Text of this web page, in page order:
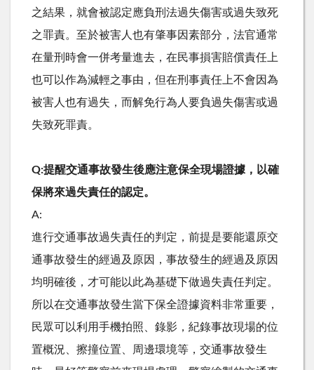
之結果，就會被認定應負刑法過失傷害或過失致死
之罪責。至於被害人也有肇事因素部分，法官通常
在量刑時會一併考量進去，在民事損害賠償責任上
也可以作為減輕之事由，但在刑事責任上不會因為
被害人也有過失，而解免行為人要負過失傷害或過
失致死罪責。
Q:提醒交通事故發生後應注意保全現場證據，以確
保將來過失責任的認定。
A:
進行交通事故過失責任的判定，前提是要能還原交
通事故發生的經過及原因，事故發生的經過及原因
均明確後，才可能以此為基礎下做過失責任判定。
所以在交通事故發生當下保全證據資料非常重要，
民眾可以利用手機拍照、錄影，紀錄事故現場的位
置概況、擦撞位置、周邊環境等，交通事故發生